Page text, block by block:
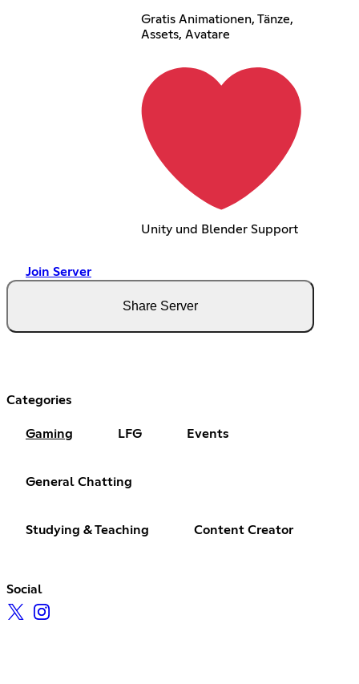
Gratis Animationen, Tänze,
Assets, Avatare
Unity und Blender Support
Join Server
Share Server
Categories
Gaming LFG Events
General Chatting
Studying & Teaching Content Creator
Social